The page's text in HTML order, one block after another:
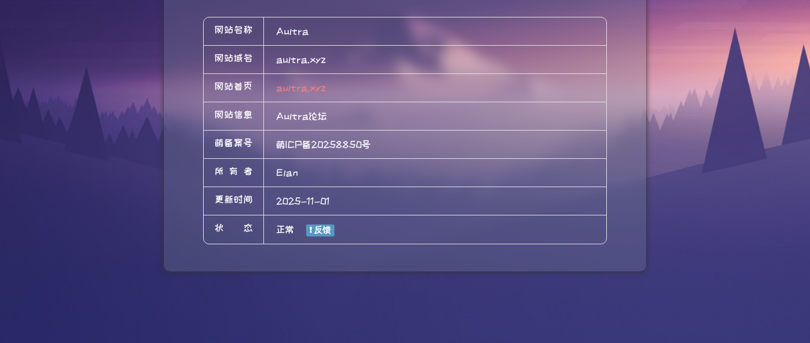
网站名称 Aultra
网站域名 aultra.xyz
网站首页 aultra.xyz
网站信息 Aultra论坛
萌备案号 萌ICP备20258850号
所有者 Elan
更新时间 2025-11-01
状态 正常